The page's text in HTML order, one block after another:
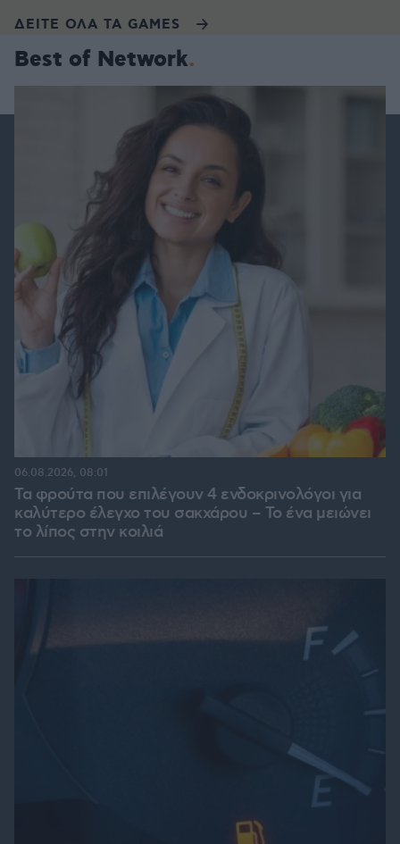
ΔΕΙΤΕ ΟΛΑ ΤΑ GAMES
Best of Network
Τα φρούτα που επιλέγουν 4 ενδοκρινολόγοι για
καλύτερο έλεγχο του σακχάρου – Το ένα μειώνει
το λίπος στην κοιλιά
06.08.2026, 08:01